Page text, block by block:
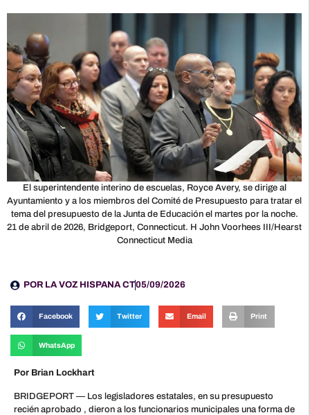
El superintendente interino de escuelas, Royce Avery, se dirige al
Ayuntamiento y a los miembros del Comité de Presupuesto para tratar el
tema del presupuesto de la Junta de Educación el martes por la noche.
21 de abril de 2026, Bridgeport, Connecticut. H John Voorhees III/Hearst
Connecticut Media
POR LA VOZ HISPANA CT05/09/2026
Facebook Twitter Email Print
WhatsApp
Por Brian Lockhart
BRIDGEPORT — Los legisladores estatales, en su presupuesto
recién aprobado , dieron a los funcionarios municipales una forma de